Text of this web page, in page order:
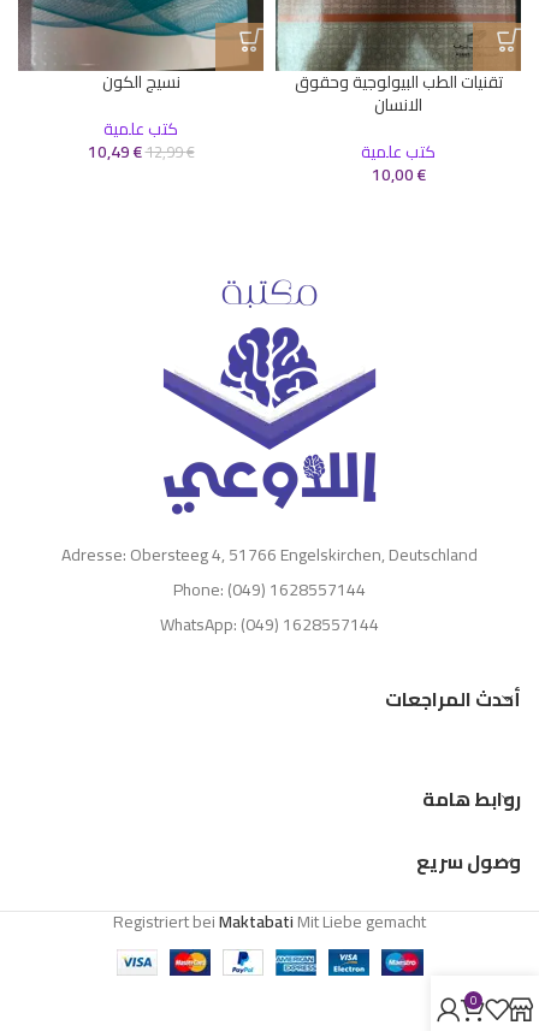
تقنيات الطب البيولوجية وحقوق
الانسان
كتب علمية
10,00€
نسيج الكون
كتب علمية
12,99€
10,49€
Adresse: Obersteeg 4, 51766 Engelskirchen, Deutschland
Phone: (049) 1628557144
WhatsApp: (049) 1628557144
أحدث المراجعات
روابط هامة
وصول سريع
Registriert beiMaktabatiMit Liebe gemacht
0